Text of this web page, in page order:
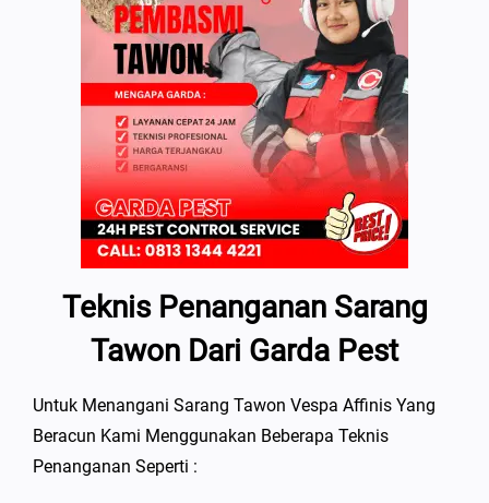
Teknis Penanganan Sarang
Tawon Dari Garda Pest
Untuk Menangani Sarang Tawon Vespa Affinis Yang
Beracun Kami Menggunakan Beberapa Teknis
Penanganan Seperti :